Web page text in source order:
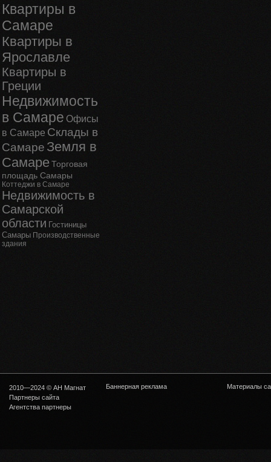
Квартиры в
Самаре
Квартиры в
Ярославле
Квартиры в
Греции
Недвижимость
в Самаре Офисы
в Самаре Склады в
Самаре Земля в
СамареТорговая
площадь Самары
Коттеджи в Самаре
Недвижимость в
Самарской
области Гостиницы
Самары Производственные
здания
2010—2024 © АН Магнат
Партнеры сайта
Агентства партнеры
Баннерная реклама Материалы